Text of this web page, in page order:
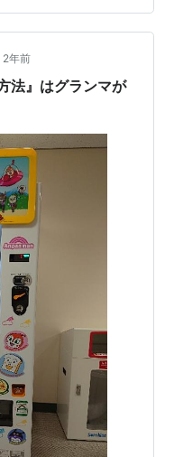
？）、犯人が身近に
いうオチが多かった
０年前…
2年前
法』はグランマが